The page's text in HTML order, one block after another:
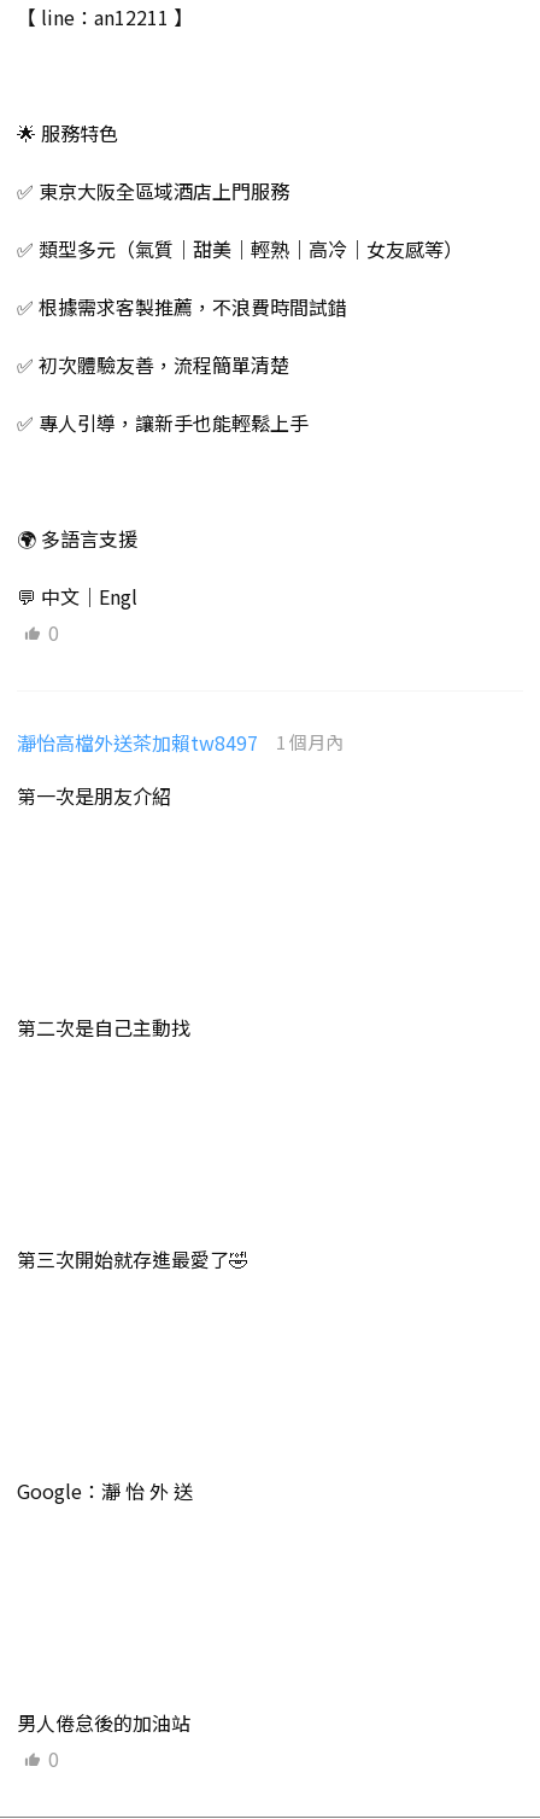
【 line：an12211 】
🌟 服務特色
✅ 東京大阪全區域酒店上門服務
✅ 類型多元（氣質｜甜美｜輕熟｜高冷｜女友感等）
✅ 根據需求客製推薦，不浪費時間試錯
✅ 初次體驗友善，流程簡單清楚
✅ 專人引導，讓新手也能輕鬆上手
🌍 多語言支援
💬 中文｜Engl
0
瀞怡高檔外送茶加賴tw8497 1 個月內
第一次是朋友介紹
第二次是自己主動找
第三次開始就存進最愛了🤣
Google：瀞 怡 外 送
男人倦怠後的加油站
0